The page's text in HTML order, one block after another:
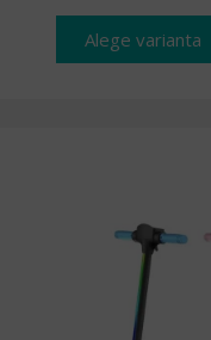
Alege varianta